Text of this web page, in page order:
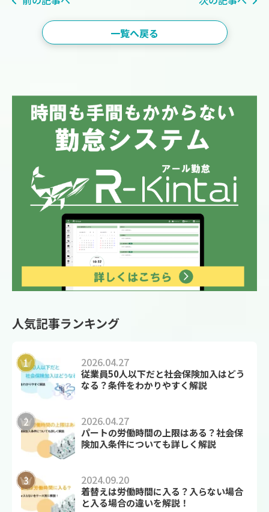
一覧へ戻る
人気記事ランキング
従業員50人以下だと社会保険加入はどう
なる？条件をわかりやすく解説
2026.04.27
パートの労働時間の上限はある？社会保
険加入条件についても詳しく解説
2026.04.27
着替えは労働時間に入る？入らない場合
と入る場合の違いを解説！
2024.09.20